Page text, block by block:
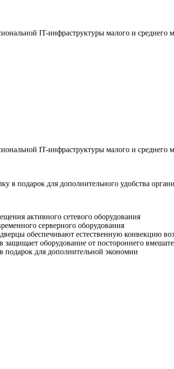
IT-инфраструктуры малого и среднего
IT-инфраструктуры малого и среднего
подарок для дополнительного удобства
активного сетевого оборудования
серверного оборудования
обеспечивают естественную конвекцию
защищает оборудование от постороннего
для дополнительной экономии